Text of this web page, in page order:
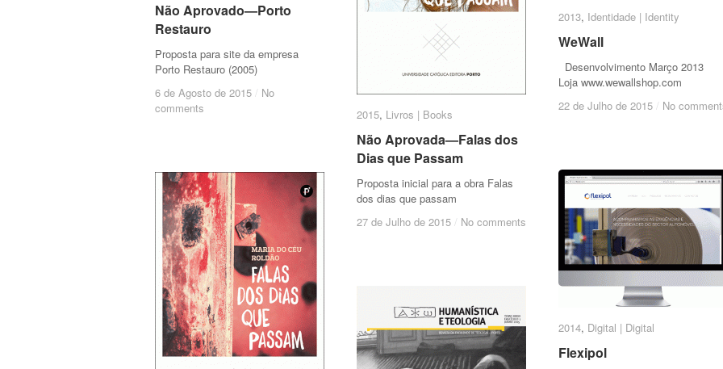
Não Aprovado—Porto
Restauro
Proposta para site da empresa
Porto Restauro (2005)
6 de Agosto de 2015 / No
comments
Não Aprovado—Porto
Restauro
6 de Agosto de 2015 / No
comments
2015, Livros | Books
Não Aprovada—Falas dos
Dias que Passam
Proposta inicial para a obra Falas
dos dias que passam
27 de Julho de 2015 / No comments
2015 Livros | Books
Não Aprovada—Falas dos
Dias que Passam
27 de Julho de 2015 / No comments
2013, Identidade | Identity
WeWall
Desenvolvimento Março 2013
Loja www.wewallshop.com
22 de Julho de 2015 / No
2013 Identidade | Identity
WeWall
22 de Julho de 2015 / No
2014, Digital | Digital
Flexipol
2014 Digital | Digital
Flexipol